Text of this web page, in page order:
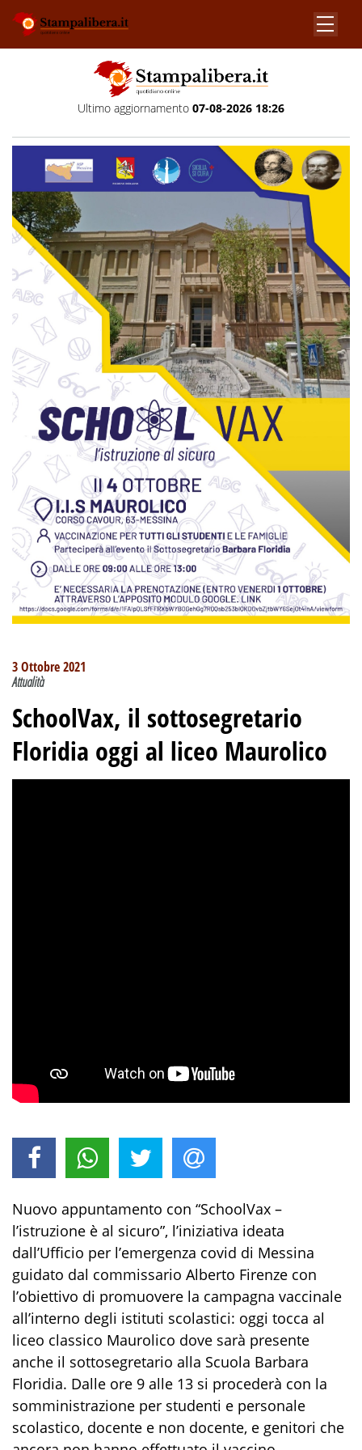
Ultimo aggiornamento 07-08-2026 18:26
3 Ottobre 2021
Attualità
SchoolVax, il sottosegretario
Floridia oggi al liceo Maurolico
Nuovo appuntamento con “SchoolVax –
l’istruzione è al sicuro”, l’iniziativa ideata
dall’Ufficio per l’emergenza covid di Messina
guidato dal commissario Alberto Firenze con
l’obiettivo di promuovere la campagna vaccinale
all’interno degli istituti scolastici: oggi tocca al
liceo classico Maurolico dove sarà presente
anche il sottosegretario alla Scuola Barbara
Floridia. Dalle ore 9 alle 13 si procederà con la
somministrazione per studenti e personale
scolastico, docente e non docente, e genitori che